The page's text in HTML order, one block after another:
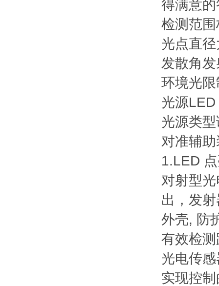
得满意
检测范
光点直径
发散角
环境光限
光源LED
光源类型
对准辅
1.LED
对射型
出，发
外壳, 防
有效检
光电传
实现控